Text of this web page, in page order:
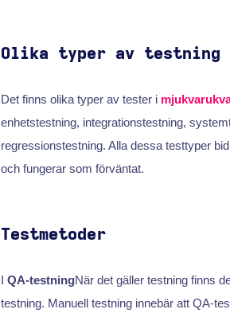
Olika typer av testning
Det finns olika typer av tester i
enhetstestning, integrationstestning,
regressionstestning. Alla dessa testtyper
och fungerar som förväntat.
Testmetoder
I QA-testningNär det gäller testning finns
testning. Manuell testning innebär att QA-